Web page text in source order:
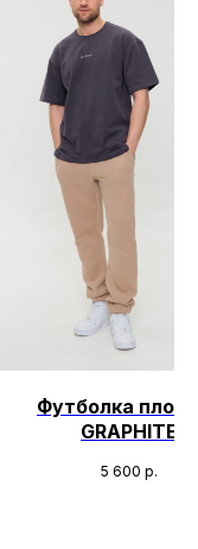
Футболка
GRAPHITE
5 600 р.